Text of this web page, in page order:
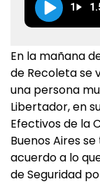
1
En la mañana
de Recoleta se
una persona
Libertador, en
Efectivos de la
Buenos Aires
acuerdo a lo
de Seguridad